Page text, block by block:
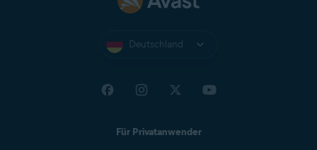
Deutschland
Für Privatanwender